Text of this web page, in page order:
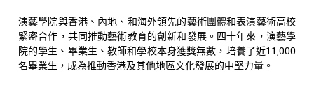
演藝學院與香港、內地、和海外領先的藝術團體和表演藝術高校
緊密合作，共同推動藝術教育的創新和發展。四十年來，演藝學
院的學生、畢業生、教師和學校本身獲獎無數，培養了近11,000
名畢業生，成為推動香港及其他地區文化發展的中堅力量。